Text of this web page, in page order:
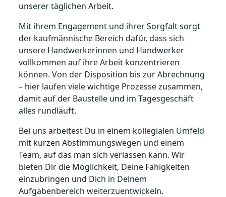
unserer täglichen Arbeit.
Mit ihrem Engagement und ihrer Sorgfalt sorgt
der kaufmännische Bereich dafür, dass sich
unsere Handwerkerinnen und Handwerker
vollkommen auf ihre Arbeit konzentrieren
können. Von der Disposition bis zur Abrechnung
– hier laufen viele wichtige Prozesse zusammen,
damit auf der Baustelle und im Tagesgeschäft
alles rundläuft.
Bei uns arbeitest Du in einem kollegialen Umfeld
mit kurzen Abstimmungswegen und einem
Team, auf das man sich verlassen kann. Wir
bieten Dir die Möglichkeit, Deine Fähigkeiten
einzubringen und Dich in Deinem
Aufgabenbereich weiterzuentwickeln.